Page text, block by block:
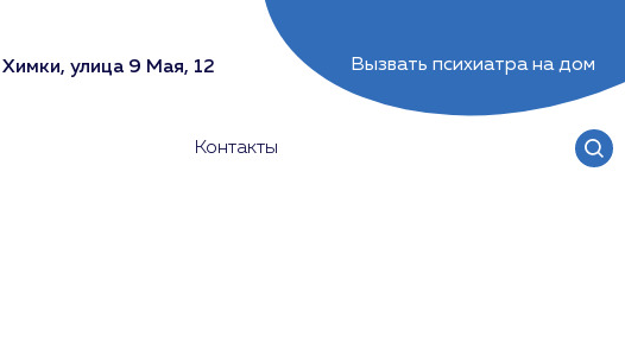
Химки, улица 9 Мая, 12 Вызвать психиатра на дом
Контакты